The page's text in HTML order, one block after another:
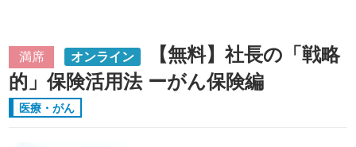
満席 オンライン
【無料】社長の「戦略
的」保険活用法 ーがん保険編
医療・がん